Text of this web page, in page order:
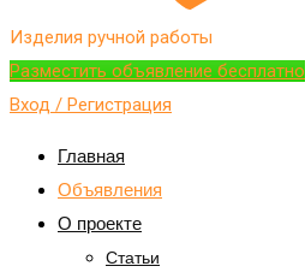
Изделия ручной работы
Разместить объявление бесплатно
Вход / Регистрация
Главная
Объявления
О проекте
Статьи